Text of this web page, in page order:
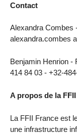
Contact
Alexandra Combes
alexandra.combes
Benjamin Henrion -
414 84 03 - +32-
A propos de la
La FFII France est
une infrastructure